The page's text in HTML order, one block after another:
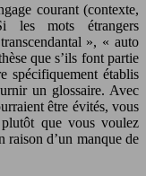
courant (contexte,
les mots étrangers
», « auto
que s’ils font partie
spécifiquement établis
un glossaire. Avec
être évités, vous
que vous voulez
d’un manque de